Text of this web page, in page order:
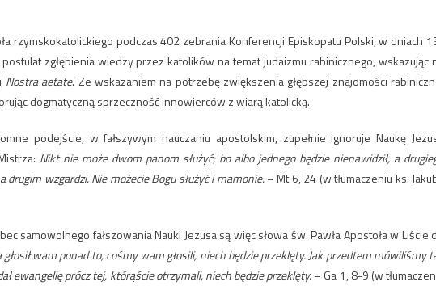
rzymskokatolickiego podczas 402 zebrania Konferencji Episkopatu Polski, w dniach
zgłębienia wiedzy przez katolików na temat judaizmu rabinicznego, wskazując
Nostra aetate. Ze wskazaniem na potrzebę zwiększenia głębszej znajomości
dogmatyczną sprzeczność innowierców z wiarą katolicką.
podejście, w fałszywym nauczaniu apostolskim, zupełnie ignoruje Naukę
Nikt nie może dwom panom służyć; bo albo jednego będzie nienawidził, a
drugim wzgardzi. Nie możecie Bogu służyć i mamonie.– Mt 6, 24 (w tłumaczeniu ks.
samowolnego fałszowania Nauki Jezusa są więc słowa św. Pawła Apostoła w Liście
wam ponad to, cośmy wam głosili, niech będzie przeklęty. Jak przedtem mówiliśmy
ewangelię prócz tej, którąście otrzymali, niech będzie przeklęty.– Ga 1, 8-9 (w